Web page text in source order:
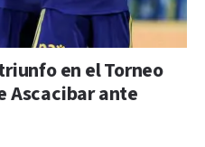
en el Torneo
Ascacibar ante